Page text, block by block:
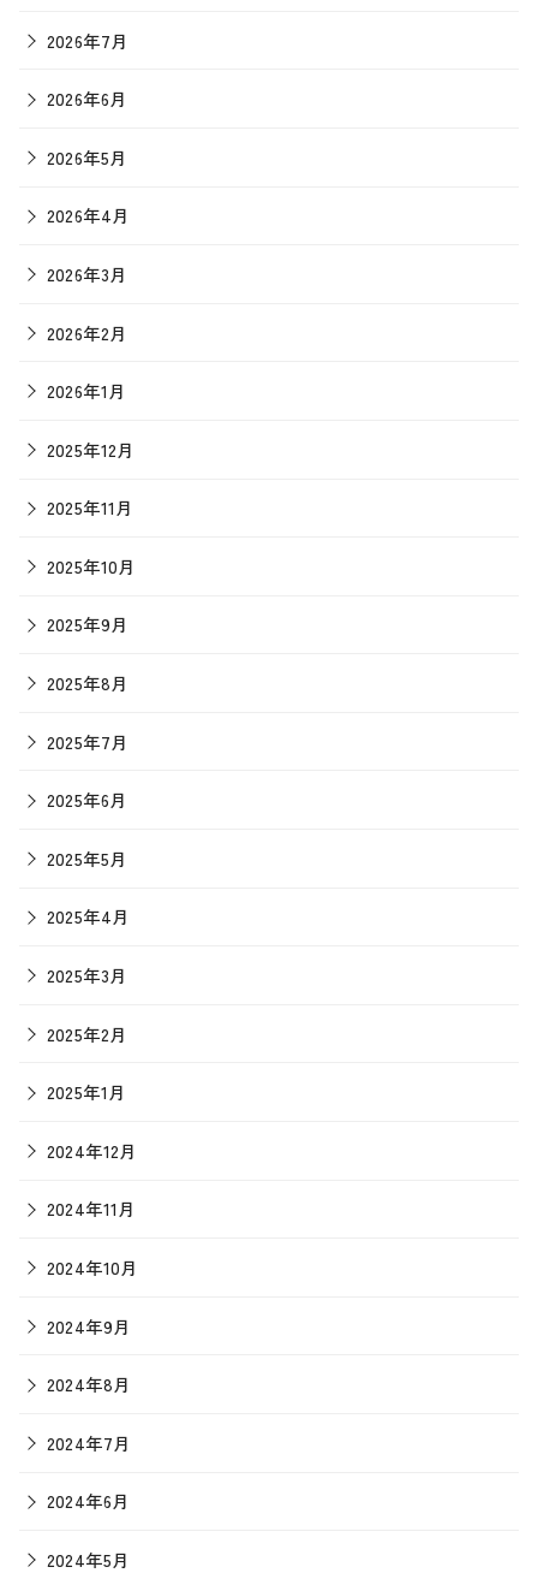
2026年7月
2026年6月
2026年5月
2026年4月
2026年3月
2026年2月
2026年1月
2025年12月
2025年11月
2025年10月
2025年9月
2025年8月
2025年7月
2025年6月
2025年5月
2025年4月
2025年3月
2025年2月
2025年1月
2024年12月
2024年11月
2024年10月
2024年9月
2024年8月
2024年7月
2024年6月
2024年5月